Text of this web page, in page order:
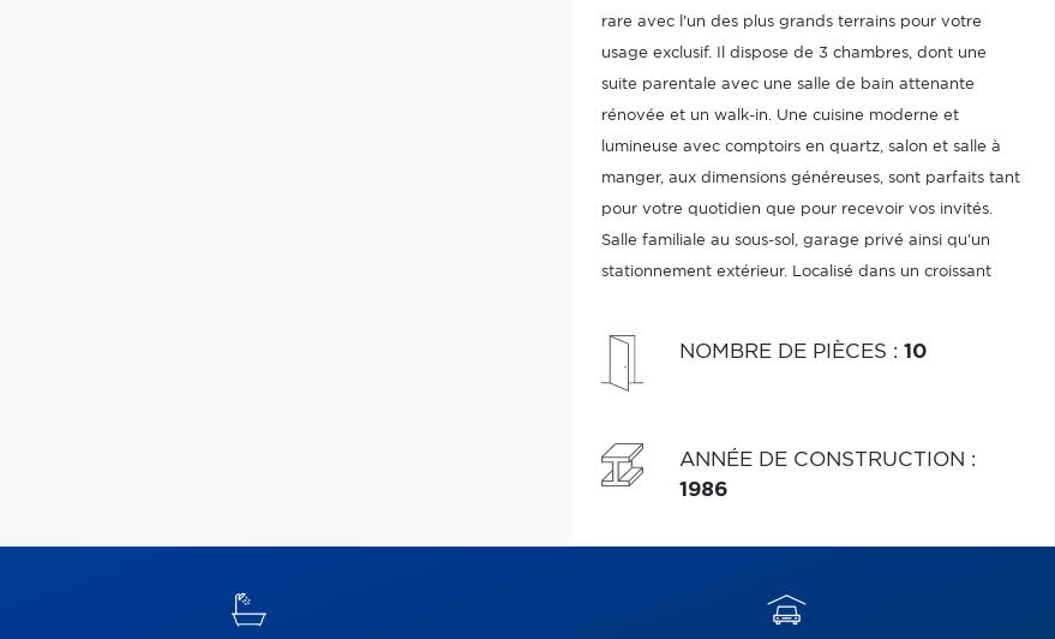
rare avec l'un des plus grands terrains pour votre
usage exclusif. Il dispose de 3 chambres, dont une
suite parentale avec une salle de bain attenante
rénovée et un walk-in. Une cuisine moderne et
lumineuse avec comptoirs en quartz, salon et salle à
manger, aux dimensions généreuses, sont parfaits tant
pour votre quotidien que pour recevoir vos invités.
Salle familiale au sous-sol, garage privé ainsi qu'un
stationnement extérieur. Localisé dans un croissant
Grasset.
NOMBRE DE PIÈCES : 10
ANNÉE DE CONSTRUCTION :
1986